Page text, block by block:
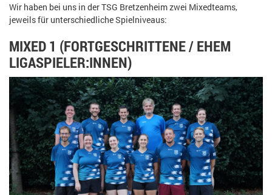
Wir haben bei uns in der TSG Bretzenheim zwei Mixedteams,
jeweils für unterschiedliche Spielniveaus:
MIXED 1 (FORTGESCHRITTENE / EHEM
LIGASPIELER:INNEN)